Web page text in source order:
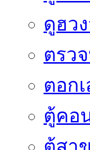
ดูฮว
ตรว
ตอก
ตู้คอ